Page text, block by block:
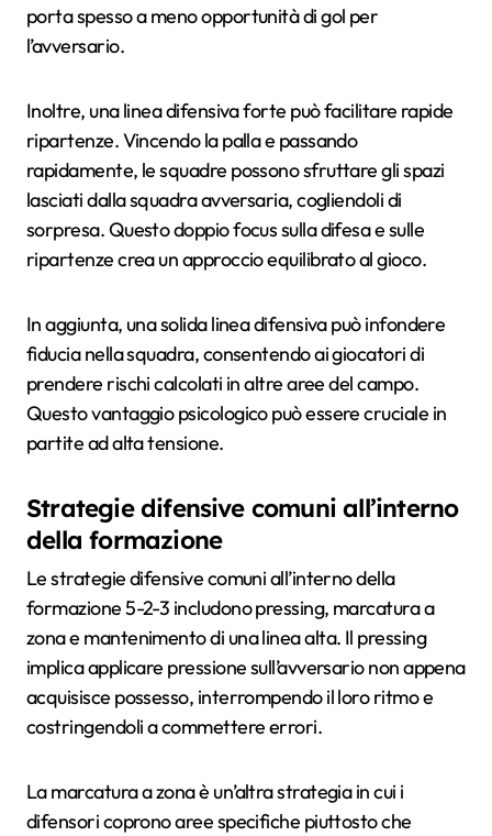
porta spesso a meno opportunità di gol per
l’avversario.
Inoltre, una linea difensiva forte può facilitare rapide
ripartenze. Vincendo la palla e passando
rapidamente, le squadre possono sfruttare gli spazi
lasciati dalla squadra avversaria, cogliendoli di
sorpresa. Questo doppio focus sulla difesa e sulle
ripartenze crea un approccio equilibrato al gioco.
In aggiunta, una solida linea difensiva può infondere
fiducia nella squadra, consentendo ai giocatori di
prendere rischi calcolati in altre aree del campo.
Questo vantaggio psicologico può essere cruciale in
partite ad alta tensione.
Strategie difensive comuni all’interno
della formazione
Le strategie difensive comuni all’interno della
formazione 5-2-3 includono pressing, marcatura a
zona e mantenimento di una linea alta. Il pressing
implica applicare pressione sull’avversario non appena
acquisisce possesso, interrompendo il loro ritmo e
costringendoli a commettere errori.
La marcatura a zona è un’altra strategia in cui i
difensori coprono aree specifiche piuttosto che